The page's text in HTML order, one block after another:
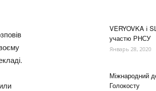
VERYOVKA і
участю РНСУ
Январь 28, 2020
Міжнародний
Голокосту